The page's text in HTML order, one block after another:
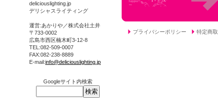
deliciouslighting.jp
デリシャスライティング
運営:あかりや／株式会社土井
〒733-0002
広島市西区楠木町3-12-8
TEL:082-509-0007
FAX:082-238-8889
E-mail:info@deliciouslighting.jp
Googleサイト内検索
プライバシーポリシー 特定商